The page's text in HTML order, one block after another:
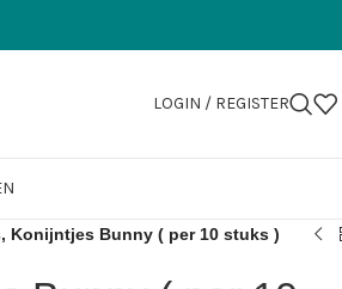
LOGIN / REGISTER
Konijntjes Bunny ( per 10 stuks )